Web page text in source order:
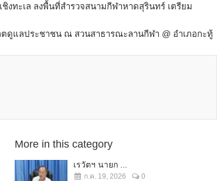
งทะเล ลงพื้นที่สำรวจสนามกีฬาหาดสุรินทร์ เตรียม
ตดูแลประชาชน ณ สวนสาธารณะลานกีฬา @ อำเภอกะทู้
More in this category
เรวัตฯ นายก ...
ก.ค. 19, 2026 0